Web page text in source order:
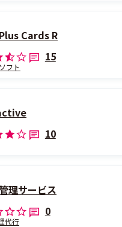
Cards R
15
フト
10
理サービス
0
代行